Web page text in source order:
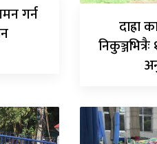
गर्न
दाह्रा